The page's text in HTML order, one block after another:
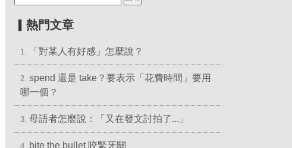
▎熱門文章
1. 「對某人有好感」怎麼說？
2. spend 還是 take？要表示「花費時間」要用
哪一個？
3. 母語者怎麼說：「又在發文討拍了...」
4. bite the bullet 咬緊牙關